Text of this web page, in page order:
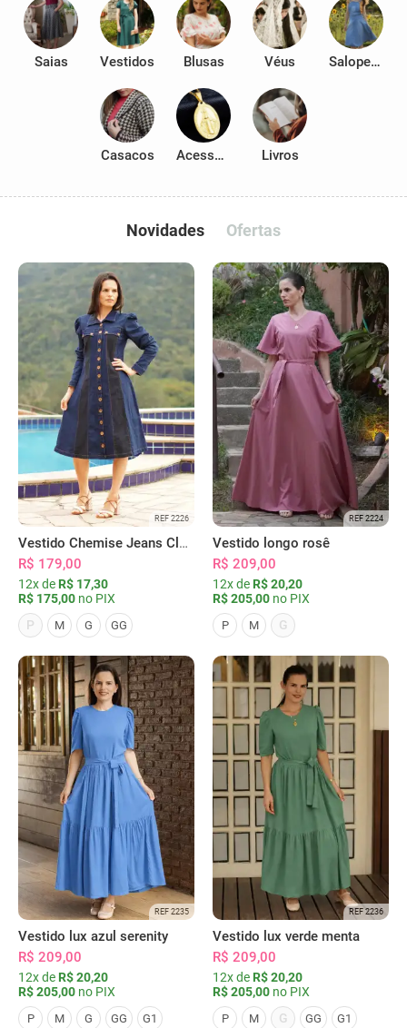
Saias Vestidos Blusas Véus Salopetes
Casacos Acessórios Livros
Novidades Ofertas
REF 2226
Vestido Chemise Jeans Clássica Serena
R$ 179,00
12x de R$ 17,30
R$ 175,00 no PIX
P
M G GG
REF 2224
Vestido longo rosê
R$ 209,00
12x de R$ 20,20
R$ 205,00 no PIX
P M G
REF 2235
Vestido lux azul serenity
R$ 209,00
12x de R$ 20,20
R$ 205,00 no PIX
P M G GG G1
REF 2236
Vestido lux verde menta
R$ 209,00
12x de R$ 20,20
R$ 205,00 no PIX
P M G GG G1